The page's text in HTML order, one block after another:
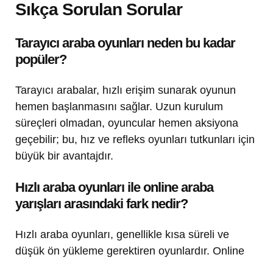
Sıkça Sorulan Sorular
Tarayıcı araba oyunları neden bu kadar
popüler?
Tarayıcı arabalar, hızlı erişim sunarak oyunun
hemen başlanmasını sağlar. Uzun kurulum
süreçleri olmadan, oyuncular hemen aksiyona
geçebilir; bu, hız ve refleks oyunları tutkunları için
büyük bir avantajdır.
Hızlı araba oyunları ile online araba
yarışları arasındaki fark nedir?
Hızlı araba oyunları, genellikle kısa süreli ve
düşük ön yükleme gerektiren oyunlardır. Online